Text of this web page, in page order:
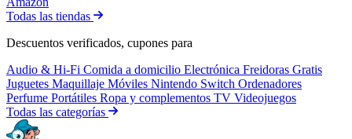
Todas las tiendas
Descuentos verificados, cupones para
Audio & Hi-Fi Comida a domicilio Electrónica Freidoras Gratis
Juguetes Maquillaje Móviles Nintendo Switch Ordenadores
Perfume Portátiles Ropa y complementos TV Videojuegos
Todas las categorías